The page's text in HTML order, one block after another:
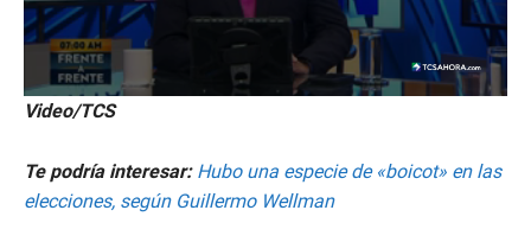
0
s
c
o
n
Video/TCS
Te podría interesar: Hubo una especie de «boicot» en las
elecciones, según Guillermo Wellman